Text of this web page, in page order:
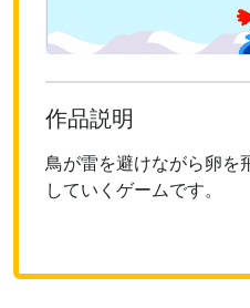
作品説明
鳥が雷を避けながら卵を
していくゲームです。